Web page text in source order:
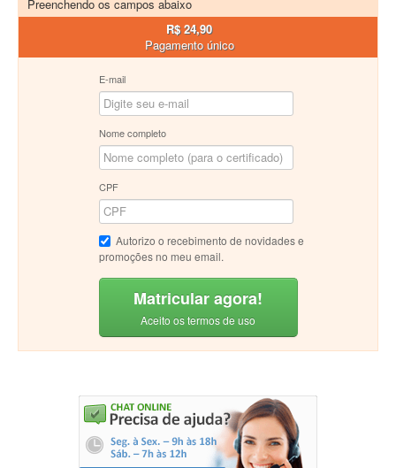
Preenchendo os campos abaixo
R$ 24,90
Pagamento único
E-mail
Nome completo
CPF
Autorizo o recebimento de novidades e
promoções no meu email.
Matricular agora!
Aceito os termos de uso